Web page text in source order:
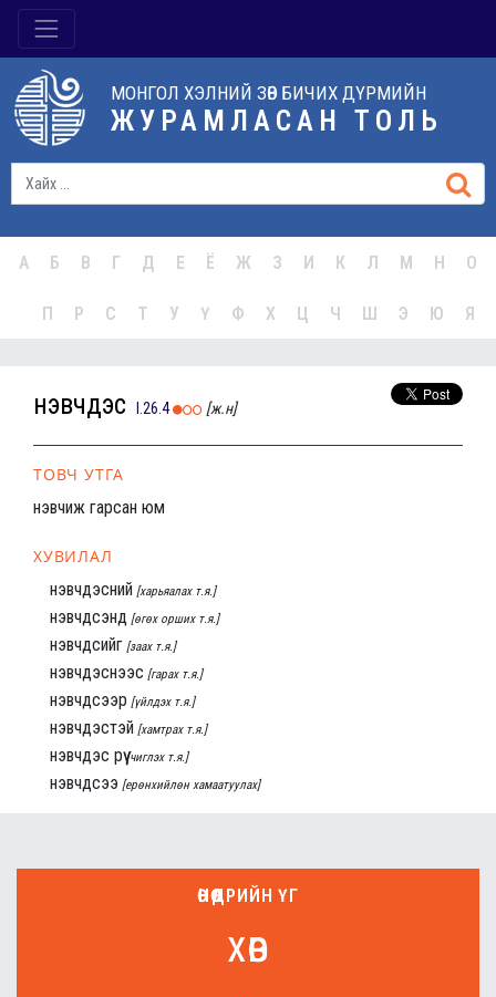
МОНГОЛ ХЭЛНИЙ ЗӨВ БИЧИХ ДҮРМИЙН
ЖУРАМЛАСАН ТОЛЬ
А Б В Г Д Е Ё Ж З И К Л М Н О
П Р С Т У Ү Ф Х Ц Ч Ш Э Ю Я
нэвчдэс I.26.4 [ж.н]
ТОВЧ УТГА
нэвчиж гарсан юм
ХУВИЛАЛ
нэвчдэсний [харьяалах т.я.]
нэвчдсэнд [өгөх орших т.я.]
нэвчдсийг [заах т.я.]
нэвчдэснээс [гарах т.я.]
нэвчдсээр [үйлдэх т.я.]
нэвчдэстэй [хамтрах т.я.]
нэвчдэс рүү [чиглэх т.я.]
нэвчдсээ [ерөнхийлөн хамаатуулах]
ӨНӨӨДРИЙН ҮГ
хөв